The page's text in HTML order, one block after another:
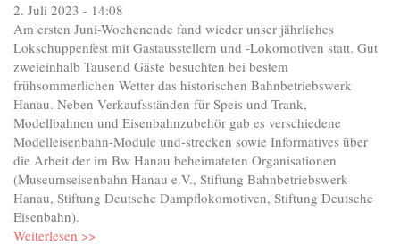
2. Juli 2023 - 14:08
Am ersten Juni-Wochenende fand wieder unser jährliches
Lokschuppenfest mit Gastausstellern und -Lokomotiven statt. Gut
zweieinhalb Tausend Gäste besuchten bei bestem
frühsommerlichen Wetter das historischen Bahnbetriebswerk
Hanau. Neben Verkaufsständen für Speis und Trank,
Modellbahnen und Eisenbahnzubehör gab es verschiedene
Modelleisenbahn-Module und-strecken sowie Informatives über
die Arbeit der im Bw Hanau beheimateten Organisationen
(Museumseisenbahn Hanau e.V., Stiftung Bahnbetriebswerk
Hanau, Stiftung Deutsche Dampflokomotiven, Stiftung Deutsche
Eisenbahn).
Weiterlesen >>